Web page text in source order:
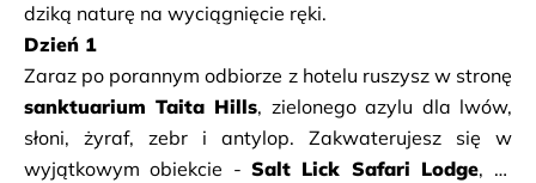
dziką naturę na wyciągnięcie ręki.
Dzień 1
sanktuarium Taita Hills, zielonego azylu dla lwów,
słoni, żyraf, zebr i antylop. Zakwaterujesz się w
wyjątkowym obiekcie - Salt Lick Safari Lodge, to